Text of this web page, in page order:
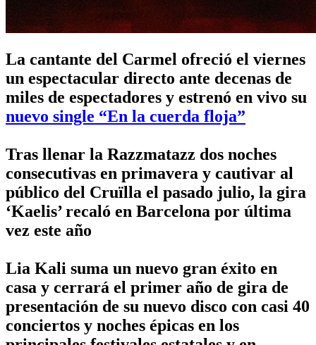
La cantante del Carmel ofreció el viernes
un espectacular directo ante decenas de
miles de espectadores y estrenó en vivo su
nuevo single “En la cuerda floja”
Tras llenar la Razzmatazz dos noches
consecutivas en primavera y cautivar al
público del Cruïlla el pasado julio, la gira
‘Kaelis’ recaló en Barcelona por última
vez este año
Lia Kali suma un nuevo gran éxito en
casa y cerrará el primer año de gira de
presentación de su nuevo disco con casi 40
conciertos y noches épicas en los